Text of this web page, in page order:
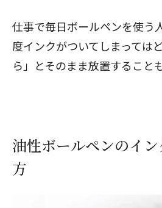
仕事で毎日ボールペンを使う
度インクがついてしまっては
ら」とそのまま放置すること
油性ボールペンのイ
方